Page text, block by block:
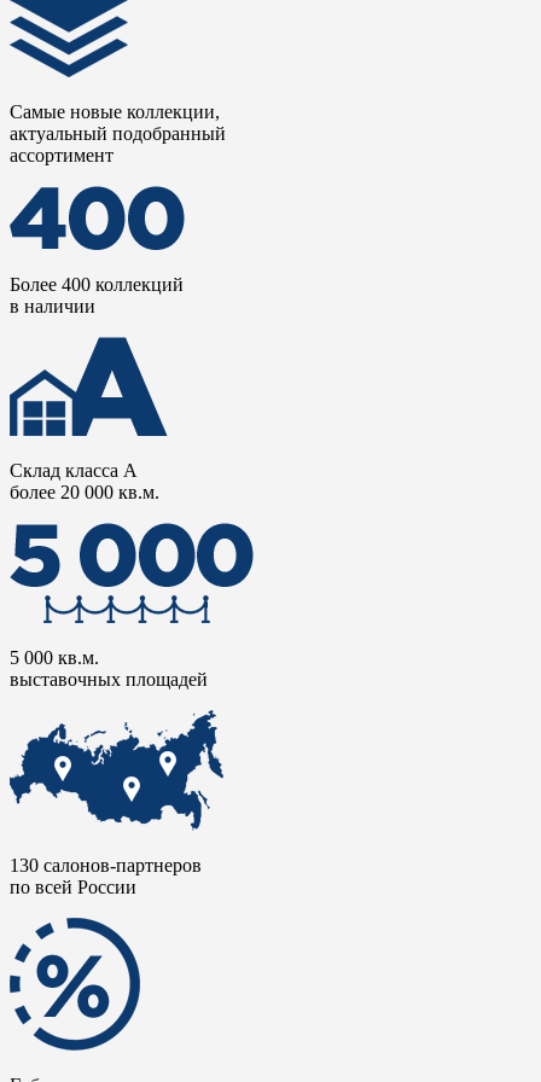
Самые новые коллекции,
актуальный подобранный
ассортимент
Более 400 коллекций
в наличии
Склад класса А
более 20 000 кв.м.
5 000 кв.м.
выставочных площадей
130 салонов-партнеров
по всей России